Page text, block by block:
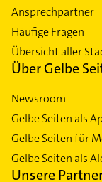
Ansprechpartner
Häufige Fragen
Übersicht aller
Über Gelbe
Newsroom
Gelbe Seiten als
Gelbe Seiten für
Gelbe Seiten als
Unsere